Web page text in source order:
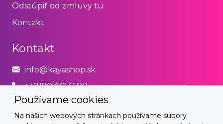
Používame cookies
Na našich webových stránkach používame súbory
Odstúpiť od zmluvy tu
Kontakt
Kontakt
info@kayashop.sk
+421907724600
Právne